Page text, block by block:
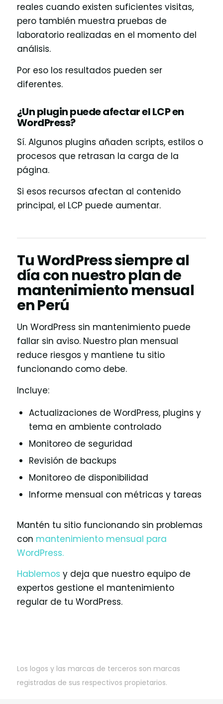
reales cuando existen suficientes visitas,
pero también muestra pruebas de
laboratorio realizadas en el momento del
análisis.
Por eso los resultados pueden ser
diferentes.
¿Un plugin puede afectar el LCP en
WordPress?
Sí. Algunos plugins añaden scripts, estilos o
procesos que retrasan la carga de la
página.
Si esos recursos afectan al contenido
principal, el LCP puede aumentar.
Tu WordPress siempre al
día con nuestro plan de
mantenimiento mensual
en Perú
Un WordPress sin mantenimiento puede
fallar sin aviso. Nuestro plan mensual
reduce riesgos y mantiene tu sitio
funcionando como debe.
Incluye:
Actualizaciones de WordPress, plugins y
tema en ambiente controlado
Monitoreo de seguridad
Revisión de backups
Monitoreo de disponibilidad
Informe mensual con métricas y tareas
Mantén tu sitio funcionando sin problemas
con mantenimiento mensual para
WordPress.
Hablemos y deja que nuestro equipo de
expertos gestione el mantenimiento
regular de tu WordPress.
Los logos y las marcas de terceros son marcas
registradas de sus respectivos propietarios.